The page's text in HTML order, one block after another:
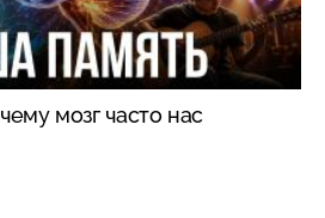
мозг часто нас